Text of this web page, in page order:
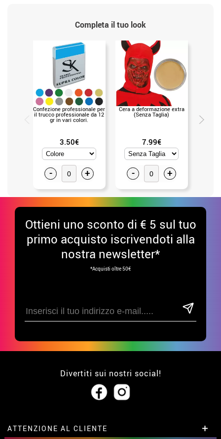
Completa il tuo look
Confezione professionale per
il trucco professionale da 12
gr in vari colori.
3.50€
- +
Cera a deformazione extra
(Senza Taglia)
7.99€
- +
Ottieni uno sconto di € 5 sul tuo
primo acquisto iscrivendoti alla
nostra newsletter*
*Acquisti oltre 50€
Divertiti sui nostri social!
ATTENZIONE AL CLIENTE